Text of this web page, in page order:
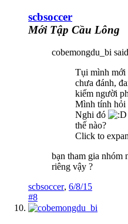
scbsoccer
Mới Tập Cầu Lông
cobemongdu_bi
Tụi mình mới
chưa đánh,
kiếm người
Mình tính hỏi
Nghi đó
thế nào?
Click to
bạn tham gia nhóm
riêng vậy ?
scbsoccer, 6/8/15
#8